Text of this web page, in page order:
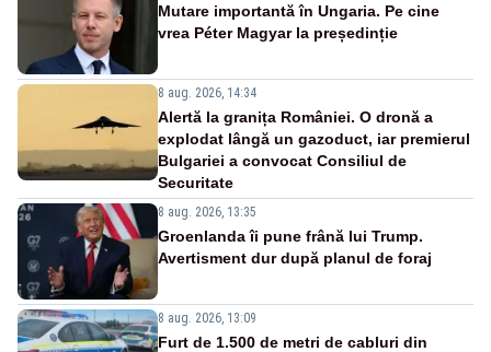
Mutare importantă în Ungaria. Pe cine
vrea Péter Magyar la președinție
8 aug. 2026, 14:34
Alertă la granița României. O dronă a
explodat lângă un gazoduct, iar premierul
Bulgariei a convocat Consiliul de
Securitate
8 aug. 2026, 13:35
Groenlanda îi pune frână lui Trump.
Avertisment dur după planul de foraj
8 aug. 2026, 13:09
Furt de 1.500 de metri de cabluri din